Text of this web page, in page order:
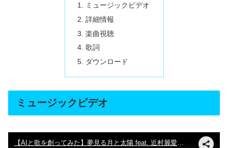
ミュージックビデオ
詳細情報
楽曲視聴
歌詞
ダウンロード
ミュージックビデオ